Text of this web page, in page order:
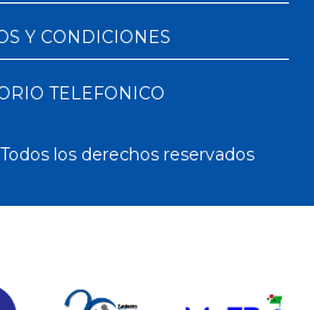
Y CONDICIONES
TELEFONICO
los derechos reservados